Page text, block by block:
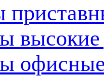
высокие
офисные